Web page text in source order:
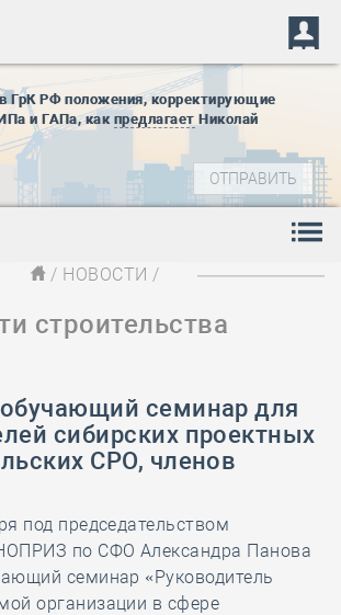
ГрК РФ положения, корректирующие
и ГАПа, как предлагает Николай
/ НОВОСТИ /
строительства
семинар для
сибирских проектных
СРО, членов
под председательством
по СФО Александра Панова
семинар «Руководитель
организации в сфере